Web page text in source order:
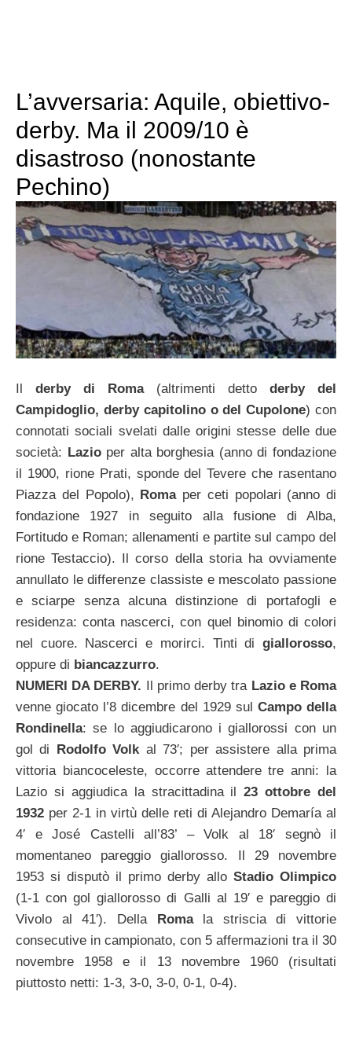
L’avversaria: Aquile, obiettivo-
derby. Ma il 2009/10 è
disastroso (nonostante
Pechino)
Il derby di Roma(altrimenti detto derby del
Campidoglio, derby capitolino o del Cupolone) con
connotati sociali svelati dalle origini stesse delle due
società: Lazioper alta borghesia (anno di fondazione
il 1900, rione Prati, sponde del Tevere che rasentano
Piazza del Popolo), Romaper ceti popolari (anno di
fondazione 1927 in seguito alla fusione di Alba,
Fortitudo e Roman; allenamenti e partite sul campo del
rione Testaccio). Il corso della storia ha ovviamente
annullato le differenze classiste e mescolato passione
e sciarpe senza alcuna distinzione di portafogli e
residenza: conta nascerci, con quel binomio di colori
nel cuore. Nascerci e morirci. Tinti di giallorosso,
oppure di biancazzurro.
NUMERI DA DERBY. Il primo derby tra Lazio e Roma
venne giocato l’8 dicembre del 1929 sul Campo della
Rondinella: se lo aggiudicarono i giallorossi con un
gol di Rodolfo Volkal 73′; per assistere alla prima
vittoria biancoceleste, occorre attendere tre anni: la
Lazio si aggiudica la stracittadina il23 ottobre del
1932 per 2-1 in virtù delle reti di Alejandro Demaría al
4′ e José Castelli all’83’ – Volk al 18′ segnò il
momentaneo pareggio giallorosso. Il 29 novembre
1953 si disputò il primo derby allo Stadio Olimpico
(1-1 con gol giallorosso di Galli al 19′ e pareggio di
Vivolo al 41′). Della Romala striscia di vittorie
consecutive in campionato, con 5 affermazioni tra il 30
novembre 1958 e il 13 novembre 1960 (risultati
piuttosto netti: 1-3, 3-0, 3-0, 0-1, 0-4).